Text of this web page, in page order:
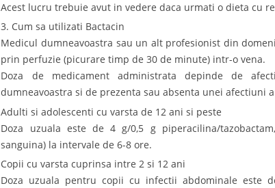
Acest lucru trebuie avut in vedere daca urmati o dieta cu
3. Cum sa utilizati Bactacin
Medicul dumneavoastra sau un alt profesionist din
prin perfuzie (picurare timp de 30 de minute) intr-o vena.
Doza de medicament administrata depinde de
dumneavoastra si de prezenta sau absenta unei afectiuni
Adulti si adolescenti cu varsta de 12 ani si peste
Doza uzuala este de 4 g/0,5 g piperacilina/
sanguina) la intervale de 6-8 ore.
Copii cu varsta cuprinsa intre 2 si 12 ani
Doza uzuala pentru copii cu infectii abdominale este